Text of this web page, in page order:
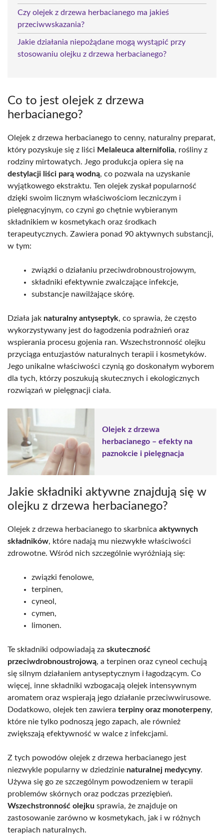
Czy olejek z drzewa herbacianego ma jakieś
przeciwwskazania?
Jakie działania niepożądane mogą wystąpić przy
stosowaniu olejku z drzewa herbacianego?
Co to jest olejek z drzewa
herbacianego?
Olejek z drzewa herbacianego to cenny, naturalny preparat,
który pozyskuje się z liści Melaleuca alternifolia, rośliny z
rodziny mirtowatych. Jego produkcja opiera się na
destylacji liści parą wodną, co pozwala na uzyskanie
wyjątkowego ekstraktu. Ten olejek zyskał popularność
dzięki swoim licznym właściwościom leczniczym i
pielęgnacyjnym, co czyni go chętnie wybieranym
składnikiem w kosmetykach oraz środkach
terapeutycznych. Zawiera ponad 90 aktywnych substancji,
w tym:
związki o działaniu przeciwdrobnoustrojowym,
składniki efektywnie zwalczające infekcje,
substancje nawilżające skórę.
Działa jak naturalny antyseptyk, co sprawia, że często
wykorzystywany jest do łagodzenia podrażnień oraz
wspierania procesu gojenia ran. Wszechstronność olejku
przyciąga entuzjastów naturalnych terapii i kosmetyków.
Jego unikalne właściwości czynią go doskonałym wyborem
dla tych, którzy poszukują skutecznych i ekologicznych
rozwiązań w pielęgnacji ciała.
Olejek z drzewa
herbacianego – efekty na
paznokcie i pielęgnacja
Jakie składniki aktywne znajdują się w
olejku z drzewa herbacianego?
Olejek z drzewa herbacianego to skarbnica aktywnych
składników, które nadają mu niezwykłe właściwości
zdrowotne. Wśród nich szczególnie wyróżniają się:
związki fenolowe,
terpinen,
cyneol,
cymen,
limonen.
Te składniki odpowiadają za skuteczność
przeciwdrobnoustrojową, a terpinen oraz cyneol cechują
się silnym działaniem antyseptycznym i łagodzącym. Co
więcej, inne składniki wzbogacają olejek intensywnym
aromatem oraz wspierają jego działanie przeciwwirusowe.
Dodatkowo, olejek ten zawiera terpiny oraz monoterpeny,
które nie tylko podnoszą jego zapach, ale również
zwiększają efektywność w walce z infekcjami.
Z tych powodów olejek z drzewa herbacianego jest
niezwykle popularny w dziedzinie naturalnej medycyny.
Używa się go ze szczególnym powodzeniem w terapii
problemów skórnych oraz podczas przeziębień.
Wszechstronność olejku sprawia, że znajduje on
zastosowanie zarówno w kosmetykach, jak i w różnych
terapiach naturalnych.